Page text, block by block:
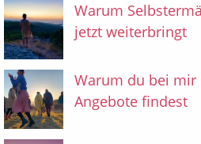
Warum
jetzt weiterbringt
Warum du bei mir
Angebote findest